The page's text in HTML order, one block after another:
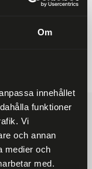
Om
innehållet
funktioner
Vi
och annan
medier och
med.